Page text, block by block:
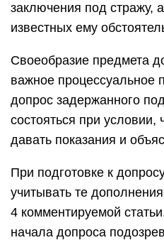
заключения под стражу,
известных ему
Своеобразие предмета
важное процессуальное
допрос задержанного
состояться при условии,
давать показания и
При подготовке к
учитывать те
4 комментируемой
начала допроса